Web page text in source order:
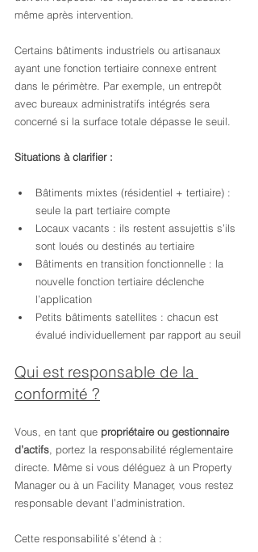
même après intervention.
Certains bâtiments industriels ou artisanaux
ayant une fonction tertiaire connexe entrent
dans le périmètre. Par exemple, un entrepôt
avec bureaux administratifs intégrés sera
concerné si la surface totale dépasse le seuil.
Situations à clarifier :
Bâtiments mixtes (résidentiel + tertiaire) :
seule la part tertiaire compte
Locaux vacants : ils restent assujettis s’ils
sont loués ou destinés au tertiaire
Bâtiments en transition fonctionnelle : la
nouvelle fonction tertiaire déclenche
l’application
Petits bâtiments satellites : chacun est
évalué individuellement par rapport au seuil
Qui est responsable de la
conformité ?
Vous, en tant que propriétaire ou gestionnaire
d’actifs , portez la responsabilité réglementaire
directe. Même si vous déléguez à un Property
Manager ou à un Facility Manager, vous restez
responsable devant l’administration.
Cette responsabilité s’étend à :